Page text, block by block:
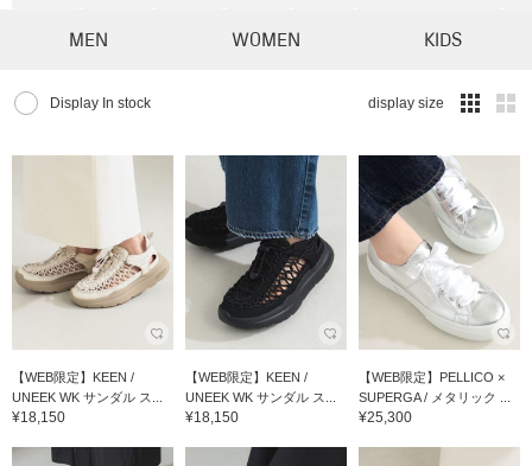
MEN WOMEN KIDS
Display In stock display size
【WEB限定】KEEN /
UNEEK WK サンダル ス...
¥18,150
【WEB限定】KEEN /
UNEEK WK サンダル ス...
¥18,150
【WEB限定】PELLICO ×
SUPERGA / メタリック ...
¥25,300